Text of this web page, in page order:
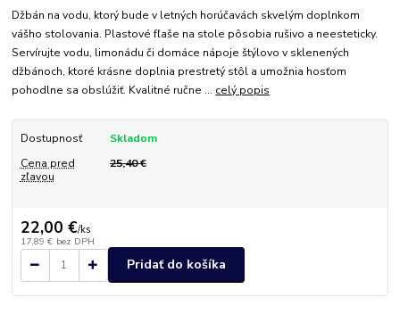
Džbán na vodu, ktorý bude v letných horúčavách skvelým doplnkom
vášho stolovania. Plastové fľaše na stole pôsobia rušivo a neesteticky.
Servírujte vodu, limonádu či domáce nápoje štýlovo v sklenených
džbánoch, ktoré krásne doplnia prestretý stôl a umožnia hosťom
pohodlne sa obslúžiť. Kvalitné ručne ... celý popis
Dostupnosť
Skladom
Cena pred
zľavou
25,40 €
22,00 €/ks
17,89 € bez DPH
Pridať do košíka